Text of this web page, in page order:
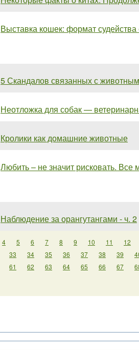
Выставка кошек: формат
5 Скандалов связанных с
Неотложка для собак —
Кролики как домашние животные
Любить – не значит рисковать.
Наблюдение за орангутангами - ч. 2
4 5 6 7 8 9 10 11
12
33 34 35 36 37 38 39
61 62 63 64 65 66 67